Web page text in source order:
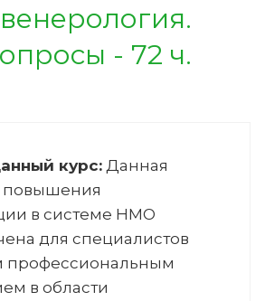
- 72 ч.
курс: Данная
повышения
в системе НМО
для специалистов
профессиональным
в области